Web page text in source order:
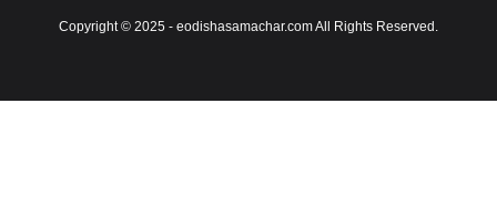
Copyright © 2025 - eodishasamachar.com All Rights Reserved.